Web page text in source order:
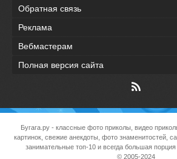
Обратная связь
Реклама
Вебмастерам
Полная версия сайта
Бугага.ру- классные фото приколы, видео
картинок, свежие анекдоты, фото знаменитостей,
занимательные топ-10 и всегда большая порция
© 2005-2024